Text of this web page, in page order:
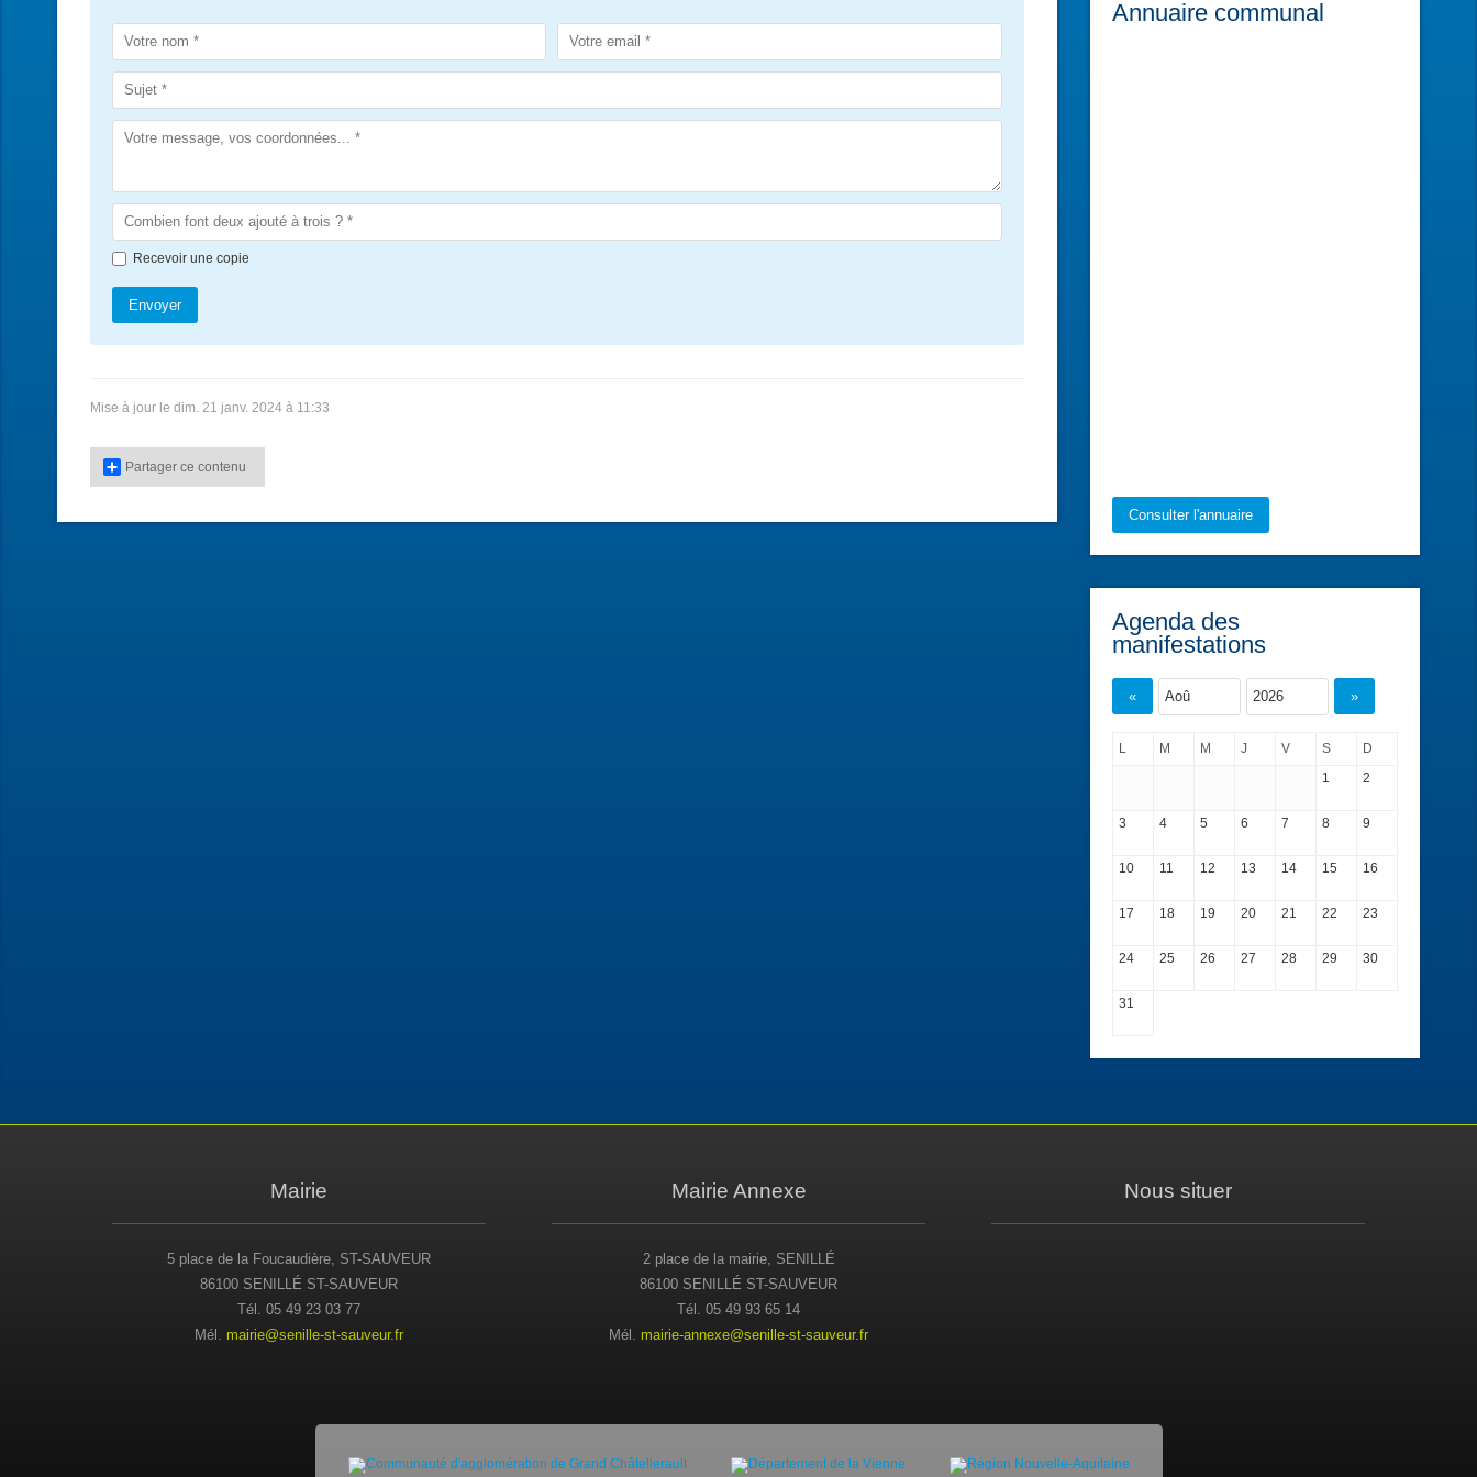
Recevoir une copie
Envoyer
Mise à jour le dim. 21 janv. 2024 à 11:33
Partager ce contenu
Annuaire communal
Consulter l'annuaire
Agenda des
manifestations
« »
L M M J V S
D
1
2
3 4 5 6 7 8 9
10 11 12 13 14 15 16
17 18 19 20 21 22 23
24 25 26 27 28 29 30
31
Mairie
5 place de la Foucaudière, ST-SAUVEUR
86100 SENILLÉ ST-SAUVEUR
Tél. 05 49 23 03 77
Mél. mairie@senille-st-sauveur.fr
Mairie Annexe
2 place de la mairie, SENILLÉ
86100 SENILLÉ ST-SAUVEUR
Tél. 05 49 93 65 14
Mél. mairie-annexe@senille-st-sauveur.fr
Nous situer